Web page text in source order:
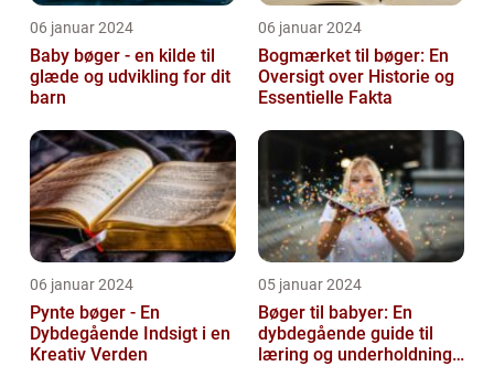
06 januar 2024
Baby bøger - en kilde til
glæde og udvikling for dit
barn
06 januar 2024
Bogmærket til bøger: En
Oversigt over Historie og
Essentielle Fakta
06 januar 2024
Pynte bøger - En
Dybdegående Indsigt i en
Kreativ Verden
05 januar 2024
Bøger til babyer: En
dybdegående guide til
læring og underholdning